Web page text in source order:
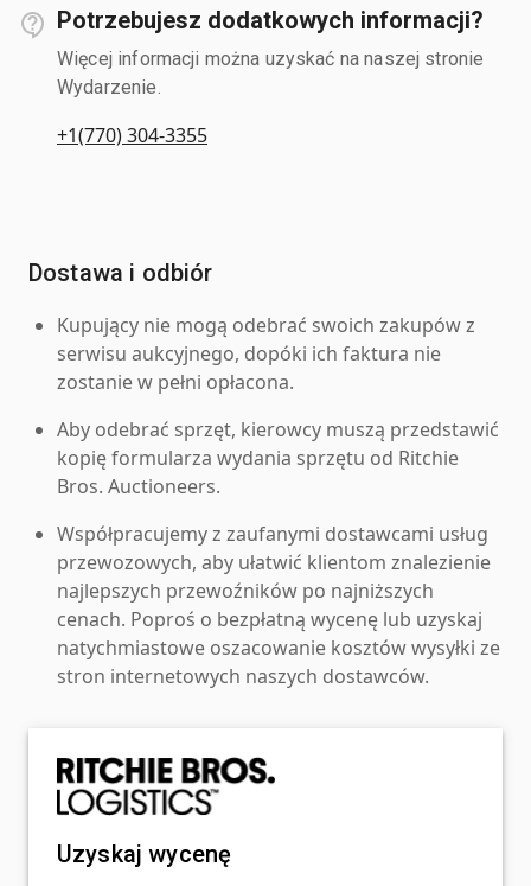
Potrzebujesz dodatkowych informacji?
Więcej informacji można uzyskać na naszej stronie
Wydarzenie.
+1(770) 304-3355
Dostawa i odbiór
Kupujący nie mogą odebrać swoich zakupów z
serwisu aukcyjnego, dopóki ich faktura nie
zostanie w pełni opłacona.
Aby odebrać sprzęt, kierowcy muszą przedstawić
kopię formularza wydania sprzętu od Ritchie
Bros. Auctioneers.
Współpracujemy z zaufanymi dostawcami usług
przewozowych, aby ułatwić klientom znalezienie
najlepszych przewoźników po najniższych
cenach. Poproś o bezpłatną wycenę lub uzyskaj
natychmiastowe oszacowanie kosztów wysyłki ze
stron internetowych naszych dostawców.
Uzyskaj wycenę